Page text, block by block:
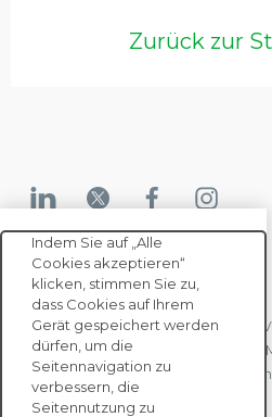
Zurück zur
KONTAKTIEREN SIE UNS
Wir haben Büros in Frankreich, den
Vereinigten Königreich, Hongkong,
Deutschland, Japan, Spanien und
Indem Sie auf „Alle
Cookies akzeptieren“
klicken, stimmen Sie zu,
dass Cookies auf Ihrem
Gerät gespeichert werden
dürfen, um die
Seitennavigation zu
verbessern, die
Seitennutzung zu